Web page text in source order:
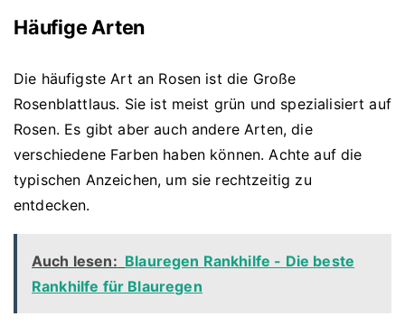
Häufige Arten
Die häufigste Art an Rosen ist die Große
Rosenblattlaus. Sie ist meist grün und spezialisiert auf
Rosen. Es gibt aber auch andere Arten, die
verschiedene Farben haben können. Achte auf die
typischen Anzeichen, um sie rechtzeitig zu
entdecken.
Auch lesen: Blauregen Rankhilfe - Die beste
Rankhilfe für Blauregen